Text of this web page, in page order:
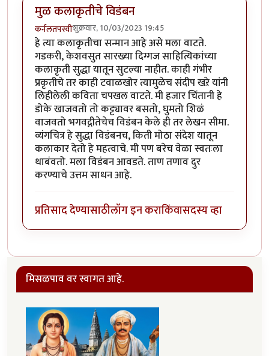
मुळ कलाकृतीचे विडंबन
कर्नलतपस्वीशुक्रवार, 10/03/2023 19:45
हे त्या कलाकृतीचा सन्मान आहे असे मला वाटते.
गडकरी, केशवसुत सारख्या दिग्गज साहित्यिकांच्या
कलाकृती सुद्धा यातून सुटल्या नाहीत. काही गंभीर
प्रकृतीचे तर काही टवाळखोर त्यामुळेच संदीप खऱे यांनी
लिहीलेली कविता चपखल वाटते. मी हजार चिंतानी हे
डोके खाजवतो तो कट्ट्यावर बसतो, घुमतो शिळं
वाजवतो भगवद्गीतेचेच विडंबन केले ही तर लेखन सीमा.
व्यंगचित्र हे सुद्धा विडंबनच, किती मोठा संदेश यातून
कलाकार देतो हे महत्वाचे. मी पण बरेच वेळा स्वतःला
थाबंवतो. मला विडंबन आवडते. ताण तणाव दुर
करण्याचे उत्तम साधन आहे.
प्रतिसाद देण्यासाठीलॉग इन कराकिंवासदस्य व्हा
मिसळपाव वर स्वागत आहे.